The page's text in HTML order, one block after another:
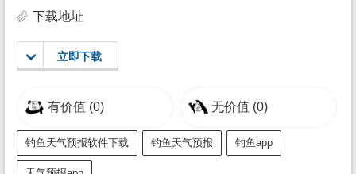
下载地址
立即下载
有价值 (0) 无价值 (0)
钓鱼天气预报软件下载 钓鱼天气预报 钓鱼app